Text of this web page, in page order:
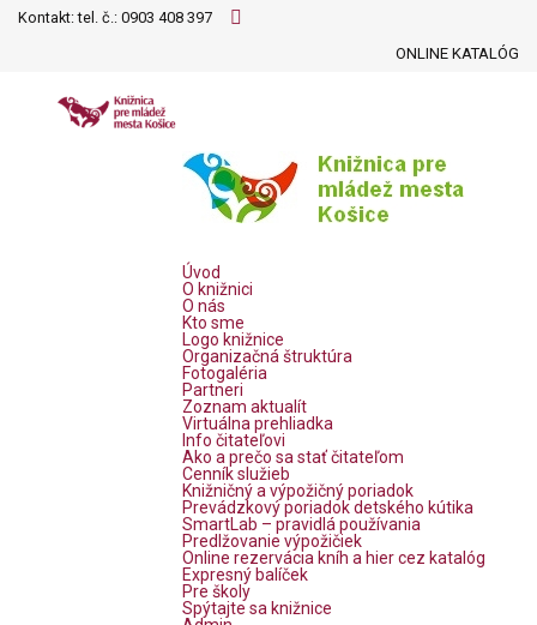
Kontakt: tel. č.: 0903 408 397
ONLINE KATALÓG
Úvod
O knižnici
O nás
Kto sme
Logo knižnice
Organizačná štruktúra
Fotogaléria
Partneri
Zoznam aktualít
Virtuálna prehliadka
Info čitateľovi
Ako a prečo sa stať čitateľom
Cenník služieb
Knižničný a výpožičný poriadok
Prevádzkový poriadok detského kútika
SmartLab – pravidlá používania
Predlžovanie výpožičiek
Online rezervácia kníh a hier cez katalóg
Expresný balíček
Pre školy
Spýtajte sa knižnice